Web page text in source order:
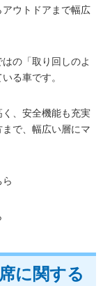
ウトドアまで幅広
の「取り回しのよ
る車です。
、安全機能も充実
で、幅広い層にマ
に関する